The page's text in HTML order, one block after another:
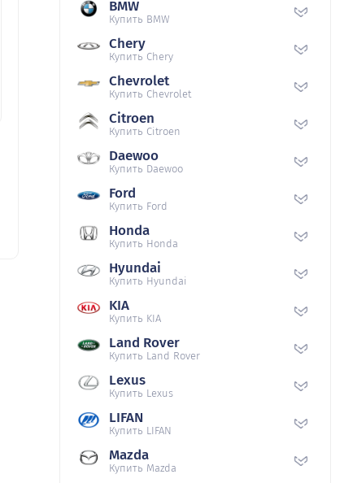
BMW
Купить BMW
Chery
Купить Chery
Chevrolet
Купить Chevrolet
Citroen
Купить Citroen
Daewoo
Купить Daewoo
Ford
Купить Ford
Honda
Купить Honda
Hyundai
Купить Hyundai
KIA
Купить KIA
Land Rover
Купить Land Rover
Lexus
Купить Lexus
LIFAN
Купить LIFAN
Mazda
Купить Mazda